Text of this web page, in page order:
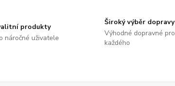
produkty
náročné uživatele
Široký výběr dopravy
Výhodné dopravné pro
každého